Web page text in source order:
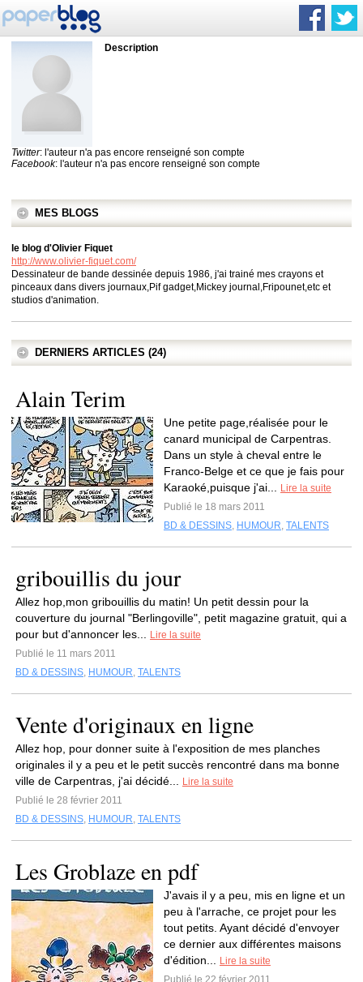
Description
Twitter: l'auteur n'a pas encore renseigné son compte
Facebook: l'auteur n'a pas encore renseigné son compte
MES BLOGS
le blog d'Olivier Fiquet
http://www.olivier-fiquet.com/
Dessinateur de bande dessinée depuis 1986, j'ai trainé mes crayons et
pinceaux dans divers journaux,Pif gadget,Mickey journal,Fripounet,etc et
studios d'animation.
DERNIERS ARTICLES (24)
Alain Terim
Une petite page,réalisée pour le
canard municipal de Carpentras.
Dans un style à cheval entre le
Franco-Belge et ce que je fais pour
Karaoké,puisque j'ai...
Lire la suite
Publié le 18 mars 2011
BD & DESSINS, HUMOUR, TALENTS
gribouillis du jour
Allez hop,mon gribouillis du matin! Un petit dessin pour la
couverture du journal "Berlingoville", petit magazine gratuit, qui a
pour but d'annoncer les...
Lire la suite
Publié le 11 mars 2011
BD & DESSINS, HUMOUR, TALENTS
Vente d'originaux en ligne
Allez hop, pour donner suite à l'exposition de mes planches
originales il y a peu et le petit succès rencontré dans ma bonne
ville de Carpentras, j'ai décidé...
Lire la suite
Publié le 28 février 2011
BD & DESSINS, HUMOUR, TALENTS
Les Groblaze en pdf
J'avais il y a peu, mis en ligne et un
peu à l'arrache, ce projet pour les
tout petits. Ayant décidé d'envoyer
ce dernier aux différentes maisons
d'édition...
Lire la suite
Publié le 22 février 2011